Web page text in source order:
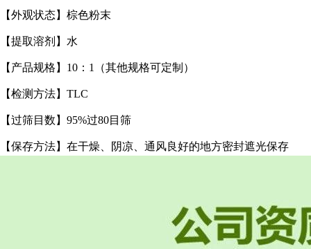
【外观状态】棕色粉末
【提取溶剂】水
【产品规格】10：1（其他规格可定制）
【检测方法】TLC
【过筛目数】95%过80目筛
【保存方法】在干燥、阴凉、通风良好的地方密封遮光保存